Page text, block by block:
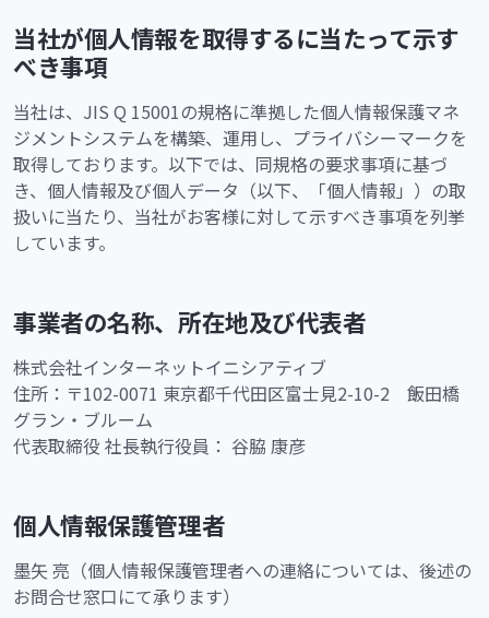
当社が個人情報を取得するに当たって示す
べき事項
当社は、JIS Q 15001の規格に準拠した個人情報保護マネ
ジメントシステムを構築、運用し、プライバシーマークを
取得しております。以下では、同規格の要求事項に基づ
き、個人情報及び個人データ（以下、「個人情報」）の取
扱いに当たり、当社がお客様に対して示すべき事項を列挙
しています。
事業者の名称、所在地及び代表者
株式会社インターネットイニシアティブ
住所：〒102-0071 東京都千代田区富士見2-10-2 飯田橋
グラン・ブルーム
代表取締役 社長執行役員： 谷脇 康彦
個人情報保護管理者
墨矢 亮（個人情報保護管理者への連絡については、後述の
お問合せ窓口にて承ります）